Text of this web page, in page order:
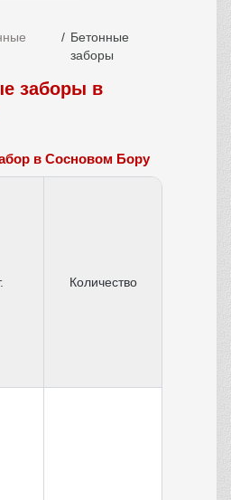
Бетонные
заборы
заборы в
в Сосновом Бору
Количество